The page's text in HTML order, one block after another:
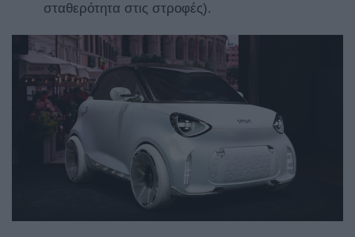
σταθερότητα στις στροφές).